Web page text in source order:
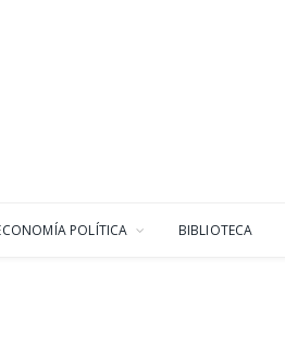
POLÍTICA BIBLIOTECA